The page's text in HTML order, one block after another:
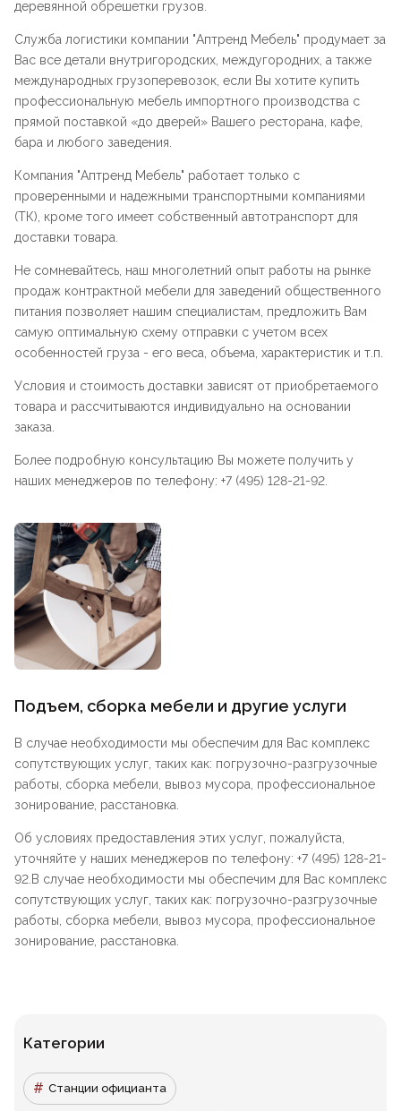
деревянной обрешетки грузов.
Служба логистики компании "Аптренд Мебель" продумает за
Вас все детали внутригородских, междугородних, а также
международных грузоперевозок, если Вы хотите купить
профессиональную мебель импортного производства с
прямой поставкой «до дверей» Вашего ресторана, кафе,
бара и любого заведения.
Компания "Аптренд Мебель" работает только с
проверенными и надежными транспортными компаниями
(ТК), кроме того имеет собственный автотранспорт для
доставки товара.
Не сомневайтесь, наш многолетний опыт работы на рынке
продаж контрактной мебели для заведений общественного
питания позволяет нашим специалистам, предложить Вам
самую оптимальную схему отправки с учетом всех
особенностей груза - его веса, объема, характеристик и т.п.
Условия и стоимость доставки зависят от приобретаемого
товара и рассчитываются индивидуально на основании
заказа.
Более подробную консультацию Вы можете получить у
наших менеджеров по телефону: +7 (495) 128-21-92.
Подъем, сборка мебели и другие услуги
В случае необходимости мы обеспечим для Вас комплекс
сопутствующих услуг, таких как: погрузочно-разгрузочные
работы, сборка мебели, вывоз мусора, профессиональное
зонирование, расстановка.
Об условиях предоставления этих услуг, пожалуйста,
уточняйте у наших менеджеров по телефону: +7 (495) 128-21-
92.В случае необходимости мы обеспечим для Вас комплекс
сопутствующих услуг, таких как: погрузочно-разгрузочные
работы, сборка мебели, вывоз мусора, профессиональное
зонирование, расстановка.
Категории
Станции официанта